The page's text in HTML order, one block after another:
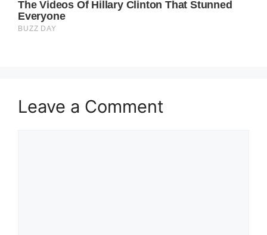
Leave a Comment